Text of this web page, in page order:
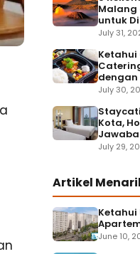
Malang
untuk
July 31,
Ketahui
dengan
July 30,
Kota,
July 29,
Artikel
Ketahui
June 10,